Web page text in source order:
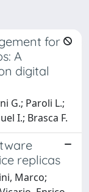
for
A
digital
G.; Paroli L.;
I.; Brasca F.
replicas
Marco;